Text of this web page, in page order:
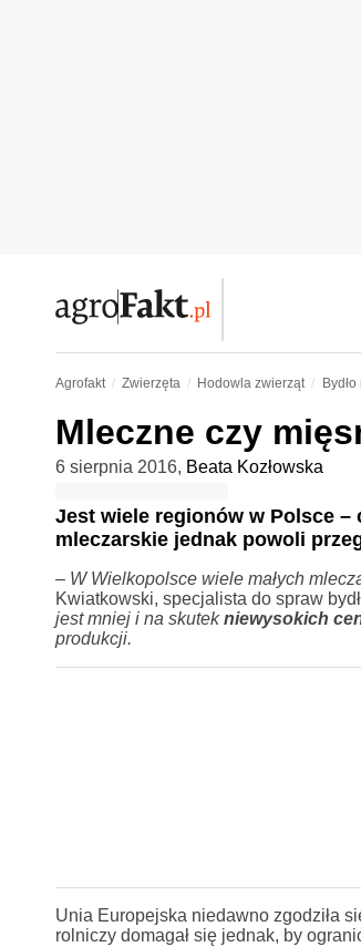
Agrofakt Zwierzęta Hodowla zwierząt
Mleczne czy
6 sierpnia 2016, Beata Kozłowska
Jest wiele regionów w Polsce –
mleczarskie jednak powoli
– W Wielkopolsce wiele małych
Kwiatkowski, specjalista do spraw
jest mniej i na skutekniewysokich
produkcji.
Unia Europejska niedawno zgodziła
rolniczy domagał się jednak, by